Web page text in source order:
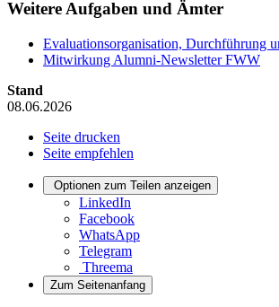
Weitere Aufgaben und Ämter
Evaluationsorganisation, Durchführung
Mitwirkung Alumni-Newsletter FWW
Stand
08.06.2026
Seite drucken
Seite empfehlen
Optionen zum Teilen anzeigen
LinkedIn
Facebook
WhatsApp
Telegram
Threema
Zum Seitenanfang